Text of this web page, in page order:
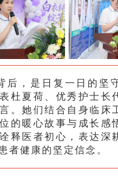
后，是日复一日的坚
杜夏荷、优秀护士长
。她们结合自身临床
的暖心故事与成长感
释医者初心，表达深
者健康的坚定信念。